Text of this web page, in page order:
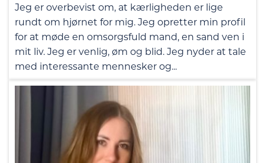
Jeg er overbevist om, at kærligheden er lige
rundt om hjørnet for mig. Jeg opretter min profil
for at møde en omsorgsfuld mand, en sand ven i
mit liv. Jeg er venlig, øm og blid. Jeg nyder at tale
med interessante mennesker og...